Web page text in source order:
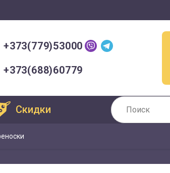
+373(779)53000
+373(688)60779
Скидки